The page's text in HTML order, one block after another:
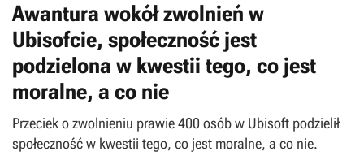
Awantura wokół zwolnień w
Ubisofcie, społeczność jest
podzielona w kwestii tego, co jest
moralne, a co nie
Przeciek o zwolnieniu prawie 400 osób w Ubisoft podzielił
społeczność w kwestii tego, co jest moralne, a co nie.